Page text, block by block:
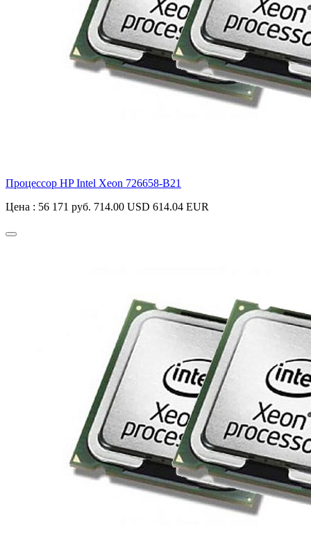
Процессор HP Intel Xeon 726658-B21
Цена : 56 171 руб. 714.00 USD 614.04 EUR